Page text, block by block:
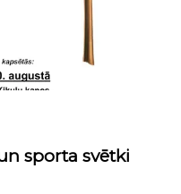
sporta svētki